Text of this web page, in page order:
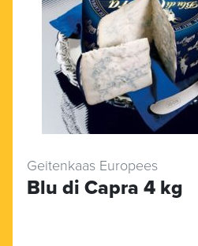
Geitenkaas Europees
Blu di Capra 4 kg